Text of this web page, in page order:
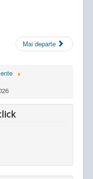
Mai departe